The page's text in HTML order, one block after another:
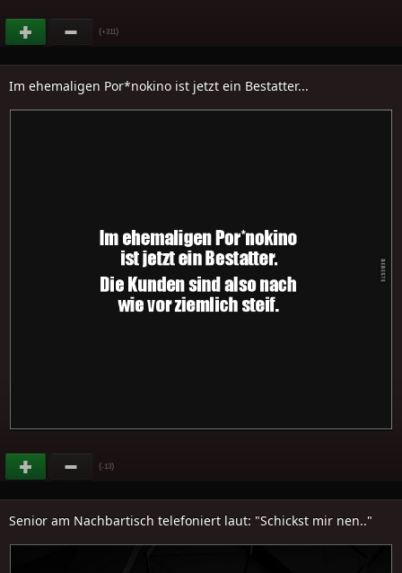
(+311)
Im ehemaligen Por*nokino ist jetzt ein Bestatter...
(-13)
Senior am Nachbartisch telefoniert laut: "Schickst mir nen.."